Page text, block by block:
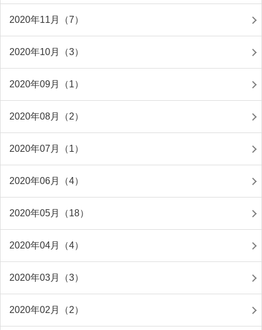
2020年11月（7）
2020年10月（3）
2020年09月（1）
2020年08月（2）
2020年07月（1）
2020年06月（4）
2020年05月（18）
2020年04月（4）
2020年03月（3）
2020年02月（2）